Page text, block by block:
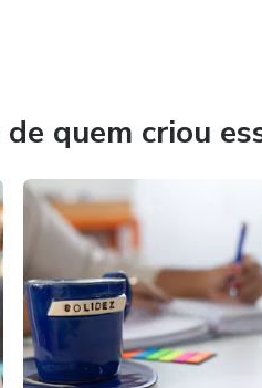
quem criou